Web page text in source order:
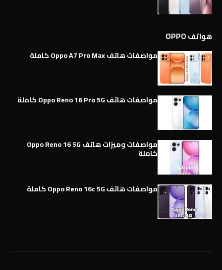
هواتف OPPO
مواصفات هاتف Oppo A7 Pro Max كاملة
مواصفات هاتف Oppo Reno 16 Pro 5G كاملة
مواصفات وميزات هاتف Oppo Reno 16 5G
كاملة
مواصفات هاتف Oppo Reno 16c 5G كاملة